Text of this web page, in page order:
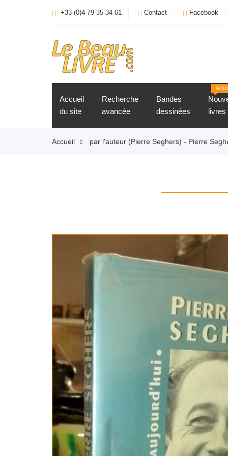
+33 (0)4 79 35 34 61 Contact Facebook
Accueil
du site
Recherche
avancée
Bandes
dessinées
livres
Accueil par l'auteur (Pierre Seghers) - Pierre